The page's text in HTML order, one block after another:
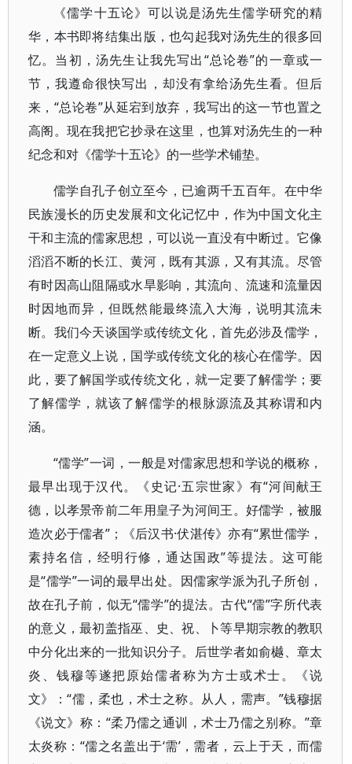
《儒学十五论》可以说是汤先生儒学研究的精
华，本书即将结集出版，也勾起我对汤先生的很多回
忆。当初，汤先生让我先写出“总论卷”的一章或一
节，我遵命很快写出，却没有拿给汤先生看。但后
来，“总论卷”从延宕到放弃，我写出的这一节也置之
高阁。现在我把它抄录在这里，也算对汤先生的一种
纪念和对《儒学十五论》的一些学术铺垫。
儒学自孔子创立至今，已逾两千五百年。在中华
民族漫长的历史发展和文化记忆中，作为中国文化主
干和主流的儒家思想，可以说一直没有中断过。它像
滔滔不断的长江、黄河，既有其源，又有其流。尽管
有时因高山阻隔或水旱影响，其流向、流速和流量因
时因地而异，但既然能最终流入大海，说明其流未
断。我们今天谈国学或传统文化，首先必涉及儒学，
在一定意义上说，国学或传统文化的核心在儒学。因
此，要了解国学或传统文化，就一定要了解儒学；要
了解儒学，就该了解儒学的根脉源流及其称谓和内
涵。
“儒学”一词，一般是对儒家思想和学说的概称，
最早出现于汉代。《史记·五宗世家》有“河间献王
德，以孝景帝前二年用皇子为河间王。好儒学，被服
造次必于儒者”；《后汉书·伏湛传》亦有“累世儒学，
素持名信，经明行修，通达国政”等提法。这可能
是“儒学”一词的最早出处。因儒家学派为孔子所创，
故在孔子前，似无“儒学”的提法。古代“儒”字所代表
的意义，最初盖指巫、史、祝、卜等早期宗教的教职
中分化出来的一批知识分子。后世学者如俞樾、章太
炎、钱穆等遂把原始儒者称为方士或术士。《说
文》：“儒，柔也，术士之称。从人，需声。”钱穆据
《说文》称：“柔乃儒之通训，术士乃儒之别称。”章
太炎称：“儒之名盖出于‘需’，需者，云上于天，而儒